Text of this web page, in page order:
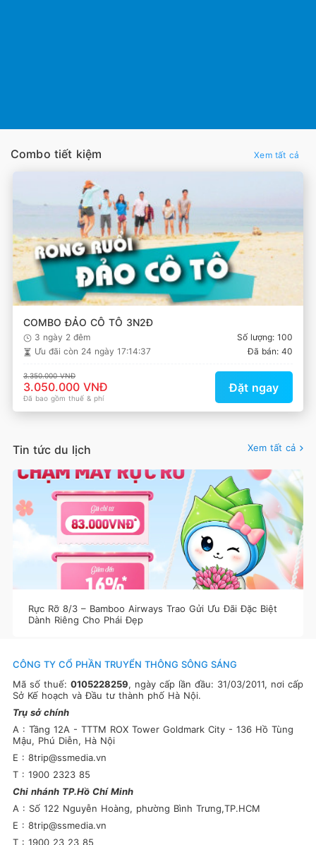
Combo tiết kiệm Xem tất cả
COMBO ĐẢO CÔ TÔ 3N2Đ
3 ngày 2 đêm
Số lượng: 100
Ưu đãi còn 24 ngày 17:14:37 Đã bán: 40
3.350.000 VNĐ
3.050.000 VNĐ
Đã bao gồm thuế & phí
Đặt ngay
Tin tức du lịch Xem tất cả
Rực Rỡ 8/3 – Bamboo Airways Trao Gửi Ưu Đãi Đặc Biệt
Dành Riêng Cho Phái Đẹp
CÔNG TY CỔ PHẦN TRUYỂN THÔNG SÔNG SÁNG
Mã số thuế: 0105228259, ngày cấp lần đầu: 31/03/2011, nơi cấp
Sở Kế hoạch và Đầu tư thành phố Hà Nội.
Trụ sở chính
A : Tầng 12A - TTTM ROX Tower Goldmark City - 136 Hồ Tùng
Mậu, Phú Diễn, Hà Nội
E : 8trip@ssmedia.vn
T : 1900 2323 85
Chi nhánh TP.Hồ Chí Minh
A : Số 122 Nguyễn Hoàng, phường Bình Trưng,TP.HCM
E : 8trip@ssmedia.vn
T : 1900 23 23 85